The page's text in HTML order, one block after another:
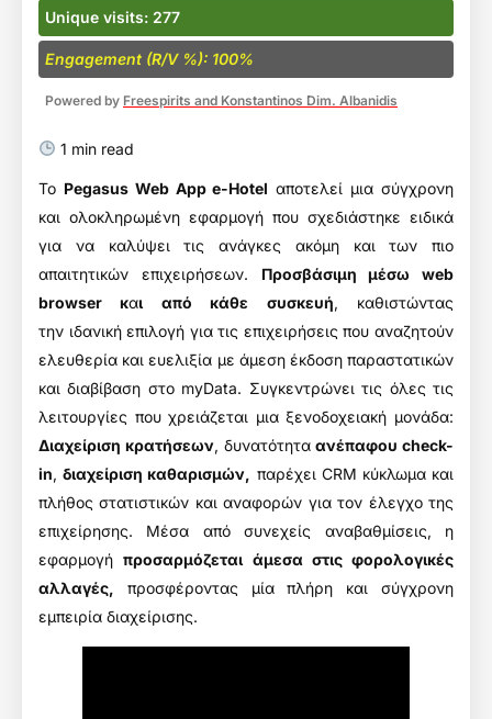
Unique visits: 277
Engagement (R/V %): 100%
Powered by Freespirits and Konstantinos Dim. Albanidis
1 min read
Το Pegasus Web App e-Hotel αποτελεί μια σύγχρονη
και ολοκληρωμένη εφαρμογή που σχεδιάστηκε ειδικά
για να καλύψει τις ανάγκες ακόμη και των πιο
απαιτητικών επιχειρήσεων. Προσβάσιμη μέσω web
browser και από κάθε συσκευή, καθιστώντας
την ιδανική επιλογή για τις επιχειρήσεις που αναζητούν
ελευθερία και ευελιξία με άμεση έκδοση παραστατικών
και διαβίβαση στο myData. Συγκεντρώνει τις όλες τις
λειτουργίες που χρειάζεται μια ξενοδοχειακή μονάδα:
Διαχείριση κρατήσεων, δυνατότηταανέπαφου check-
in,διαχείριση καθαρισμών, παρέχει CRM κύκλωμα και
πλήθος στατιστικών και αναφορών για τον έλεγχο της
επιχείρησης. Μέσα από συνεχείς αναβαθμίσεις, η
εφαρμογήπροσαρμόζεται άμεσα στις φορολογικές
αλλαγές,
προσφέροντας μία πλήρη και σύγχρονη
εμπειρία διαχείρισης.